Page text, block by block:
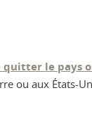
quitter le pays
ou aux États-